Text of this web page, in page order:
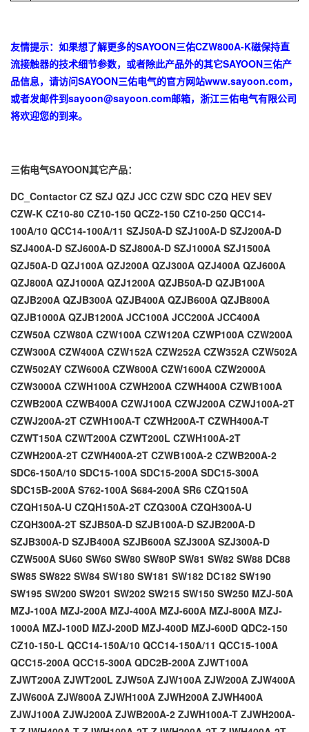
友情提示：如果想了解更多的SAYOON三佑CZW800A-K磁保持直
流接触器的技术细节参数，或者除此产品外的其它SAYOON三佑产
品信息，请访问SAYOON三佑电气的官方网站www.sayoon.com，
或者发邮件到sayoon@sayoon.com邮箱，浙江三佑电气有限公司
将欢迎您的到来。
三佑电气SAYOON其它产品：
DC_ContactorCZ SZJ QZJ JCC CZW SDC CZQ HEV SEV
CZW-K CZ10-80 CZ10-150 QCZ2-150 CZ10-250 QCC14-
100A/10 QCC14-100A/11 SZJ50A-D SZJ100A-D SZJ200A-D
SZJ400A-D SZJ600A-D SZJ800A-D SZJ1000A SZJ1500A
QZJ50A-D QZJ100A QZJ200A QZJ300A QZJ400A QZJ600A
QZJ800A QZJ1000A QZJ1200A QZJB50A-D QZJB100A
QZJB200A QZJB300A QZJB400A QZJB600A QZJB800A
QZJB1000A QZJB1200A JCC100A JCC200A JCC400A
CZW50A CZW80A CZW100A CZW120A CZWP100A CZW200A
CZW300A CZW400A CZW152A CZW252A CZW352A CZW502A
CZW502AY CZW600A CZW800A CZW1600A CZW2000A
CZW3000A CZWH100A CZWH200A CZWH400A CZWB100A
CZWB200A CZWB400A CZWJ100A CZWJ200A CZWJ100A-2T
CZWJ200A-2T CZWH100A-T CZWH200A-T CZWH400A-T
CZWT150A CZWT200A CZWT200L CZWH100A-2T
CZWH200A-2T CZWH400A-2T CZWB100A-2 CZWB200A-2
SDC6-150A/10 SDC15-100A SDC15-200A SDC15-300A
SDC15B-200A S762-100A S684-200A SR6 CZQ150A
CZQH150A-U CZQH150A-2T CZQ300A CZQH300A-U
CZQH300A-2T SZJB50A-D SZJB100A-D SZJB200A-D
SZJB300A-D SZJB400A SZJB600A SZJ300A SZJ300A-D
CZW500A SU60 SW60 SW80 SW80P SW81 SW82 SW88 DC88
SW85 SW822 SW84 SW180 SW181 SW182 DC182 SW190
SW195 SW200 SW201 SW202 SW215 SW150 SW250 MZJ-50A
MZJ-100A MZJ-200A MZJ-400A MZJ-600A MZJ-800A MZJ-
1000A MZJ-100D MZJ-200D MZJ-400D MZJ-600D QDC2-150
CZ10-150-L QCC14-150A/10 QCC14-150A/11 QCC15-100A
QCC15-200A QCC15-300A QDC2B-200A ZJWT100A
ZJWT200A ZJWT200L ZJW50A ZJW100A ZJW200A ZJW400A
ZJW600A ZJW800A ZJWH100A ZJWH200A ZJWH400A
ZJWJ100A ZJWJ200A ZJWB200A-2 ZJWH100A-T ZJWH200A-